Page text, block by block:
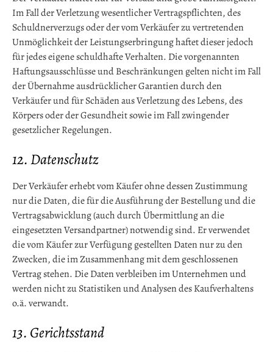
Im Fall der Verletzung wesentlicher Vertragspflichten, des
Schuldnerverzugs oder der vom Verkäufer zu vertretenden
Unmöglichkeit der Leistungserbringung haftet dieser jedoch
für jedes eigene schuldhafte Verhalten. Die vorgenannten
Haftungsausschlüsse und Beschränkungen gelten nicht im Fall
der Übernahme ausdrücklicher Garantien durch den
Verkäufer und für Schäden aus Verletzung des Lebens, des
Körpers oder der Gesundheit sowie im Fall zwingender
gesetzlicher Regelungen.
12. Datenschutz
Der Verkäufer erhebt vom Käufer ohne dessen Zustimmung
nur die Daten, die für die Ausführung der Bestellung und die
Vertragsabwicklung (auch durch Übermittlung an die
eingesetzten Versandpartner) notwendig sind. Er verwendet
die vom Käufer zur Verfügung gestellten Daten nur zu den
Zwecken, die im Zusammenhang mit dem geschlossenen
Vertrag stehen. Die Daten verbleiben im Unternehmen und
werden nicht zu Statistiken und Analysen des Kaufverhaltens
o.ä. verwandt.
13. Gerichtsstand